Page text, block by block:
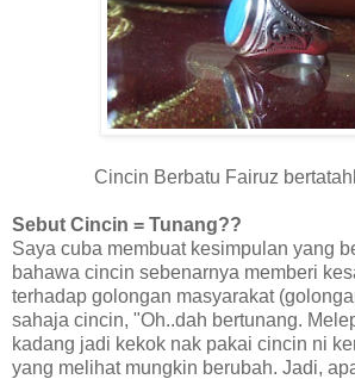
Cincin Berbatu Fairuz
Sebut Cincin = Tunang??
Saya cuba membuat kesimpulan yang
bahawa cincin sebenarnya memberi
terhadap golongan masyarakat
sahaja cincin, "Oh..dah bertunang.
kadang jadi kekok nak pakai cincin ni
yang melihat mungkin berubah. Jadi,